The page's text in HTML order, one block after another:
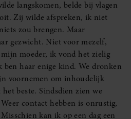
langskomen, belde bij vlagen
Zij wilde afspreken, ik niet
zou brengen. Maar
gezwicht. Niet voor mezelf,
moeder, ik vond het zielig
ben haar enige kind. We dronken
voornemen om inhoudelijk
beste. Sindsdien zien we
contact hebben is onrustig,
kan ik op een dag een